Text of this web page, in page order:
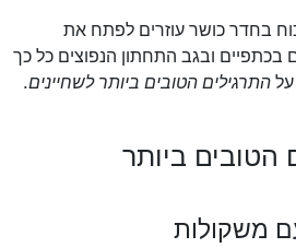
כוח בחדר כושר עוזרים לפתח את
בכתפיים ובגב התחתון הנפוצים כל כך
התרגילים הטובים ביותר לשחיינים.
ביותר